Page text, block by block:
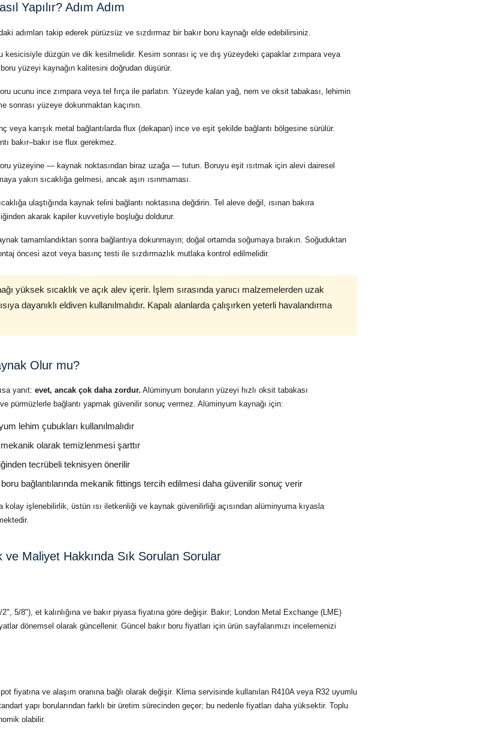
Yapılır? Adım Adım
adımları takip ederek pürüzsüz ve sızdırmaz bir bakır boru kaynağı elde edebilirsiniz.
kesicisiyle düzgün ve dik kesilmelidir. Kesim sonrası iç ve dış yüzeydeki çapaklar zımpara veya
yüzeyi kaynağın kalitesini doğrudan düşürür.
ucunu ince zımpara veya tel fırça ile parlatın. Yüzeyde kalan yağ, nem ve oksit tabakası, lehimin
sonrası yüzeye dokunmaktan kaçının.
veya karışık metal bağlantılarda flux (dekapan) ince ve eşit şekilde bağlantı bölgesine sürülür.
bakır–bakır ise flux gerekmez.
yüzeyine — kaynak noktasından biraz uzağa — tutun. Boruyu eşit ısıtmak için alevi dairesel
yakın sıcaklığa gelmesi, ancak aşırı ısınmaması.
ulaştığında kaynak telini bağlantı noktasına değdirin. Tel aleve değil, ısınan bakıra
akarak kapiler kuvvetiyle boşluğu doldurur.
tamamlandıktan sonra bağlantıya dokunmayın; doğal ortamda soğumaya bırakın. Soğuduktan
öncesi azot veya basınç testi ile sızdırmazlık mutlaka kontrol edilmelidir.
yüksek sıcaklık ve açık alev içerir. İşlem sırasında yanıcı malzemelerden uzak
dayanıklı eldiven kullanılmalıdır. Kapalı alanlarda çalışırken yeterli havalandırma
Olur mu?
yanıt: evet, ancak çok daha zordur. Alüminyum boruların yüzeyi hızlı oksit tabakası
pürmüzlerle bağlantı yapmak güvenilir sonuç vermez. Alüminyum kaynağı için:
lehim çubukları kullanılmalıdır
olarak temizlenmesi şarttır
tecrübeli teknisyen önerilir
bağlantılarında mekanik fittings tercih edilmesi daha güvenilir sonuç verir
kolay işlenebilirlik, üstün ısı iletkenliği ve kaynak güvenilirliği açısından alüminyuma kıyasla
Maliyet Hakkında Sık Sorulan Sorular
5/8"), et kalınlığına ve bakır piyasa fiyatına göre değişir. Bakır; London Metal Exchange (LME)
dönemsel olarak güncellenir. Güncel bakır boru fiyatları için ürün sayfalarımızı incelemenizi
fiyatına ve alaşım oranına bağlı olarak değişir. Klima servisinde kullanılan R410A veya R32 uyumlu
yapı borularından farklı bir üretim sürecinden geçer; bu nedenle fiyatları daha yüksektir. Toplu
olabilir.